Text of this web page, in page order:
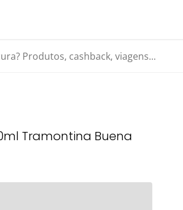
Produtos, cashback, viagens...
Tramontina Buena